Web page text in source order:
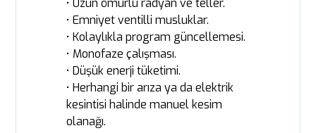
• Uzun ömürlü radyan ve teller.
• Emniyet ventilli musluklar.
• Kolaylıkla program güncellemesi.
• Monofaze çalışması.
• Düşük enerji tüketimi.
• Herhangi bir arıza ya da elektrik
kesintisi halinde manuel kesim
olanağı.